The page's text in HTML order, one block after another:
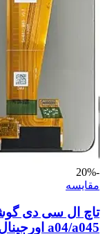
-20%
مقايسه
a04/a045 اورجینال